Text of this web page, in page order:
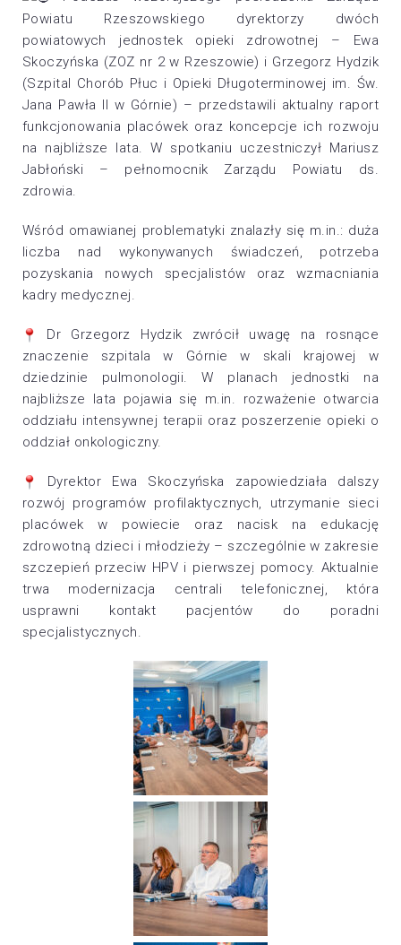
Powiatu Rzeszowskiego dyrektorzy dwóch
powiatowych jednostek opieki zdrowotnej – Ewa
Skoczyńska (ZOZ nr 2 w Rzeszowie) i Grzegorz Hydzik
(Szpital Chorób Płuc i Opieki Długoterminowej im. Św.
Jana Pawła II w Górnie) – przedstawili aktualny raport
funkcjonowania placówek oraz koncepcje ich rozwoju
na najbliższe lata. W spotkaniu uczestniczył Mariusz
Jabłoński – pełnomocnik Zarządu Powiatu ds.
zdrowia.
Wśród omawianej problematyki znalazły się m.in.: duża
liczba nad wykonywanych świadczeń, potrzeba
pozyskania nowych specjalistów oraz wzmacniania
kadry medycznej.
Dr Grzegorz Hydzik zwrócił uwagę na rosnące
znaczenie szpitala w Górnie w skali krajowej w
dziedzinie pulmonologii. W planach jednostki na
najbliższe lata pojawia się m.in. rozważenie otwarcia
oddziału intensywnej terapii oraz poszerzenie opieki o
oddział onkologiczny.
Dyrektor Ewa Skoczyńska zapowiedziała dalszy
rozwój programów profilaktycznych, utrzymanie sieci
placówek w powiecie oraz nacisk na edukację
zdrowotną dzieci i młodzieży – szczególnie w zakresie
szczepień przeciw HPV i pierwszej pomocy. Aktualnie
trwa modernizacja centrali telefonicznej, która
usprawni kontakt pacjentów do poradni
specjalistycznych.